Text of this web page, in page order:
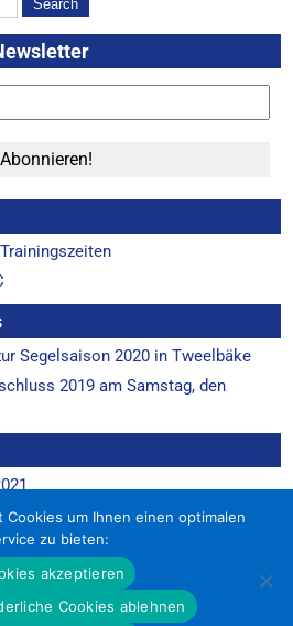
Segelsaison 2020 in Tweelbäke
2019 am Samstag, den
Cookies um Ihnen einen optimalen
zu bieten:
akzeptieren
Cookies ablehnen